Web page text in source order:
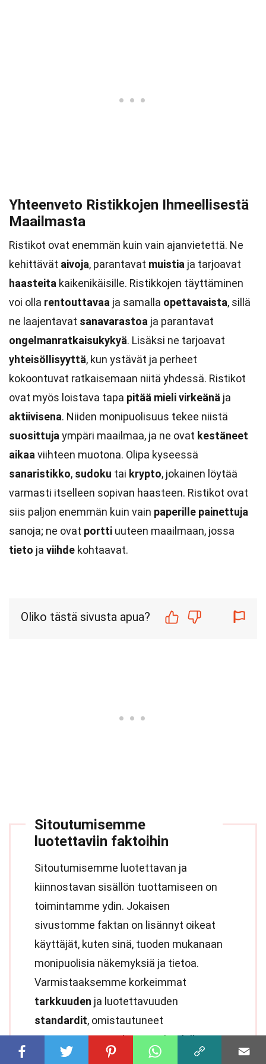
Yhteenveto Ristikkojen Ihmeellisestä
Maailmasta
Ristikot ovat enemmän kuin vain ajanvietettä. Ne
kehittävät aivoja, parantavat muistia ja tarjoavat
haasteita kaikenikäisille. Ristikkojen täyttäminen
voi olla rentouttavaa ja samalla opettavaista, sillä
ne laajentavat sanavarastoa ja parantavat
ongelmanratkaisukykyä. Lisäksi ne tarjoavat
yhteisöllisyyttä, kun ystävät ja perheet
kokoontuvat ratkaisemaan niitä yhdessä. Ristikot
ovat myös loistava tapa pitää mieli virkeänä ja
aktiivisena. Niiden monipuolisuus tekee niistä
suosittuja ympäri maailmaa, ja ne ovat kestäneet
aikaa viihteen muotona. Olipa kyseessä
sanaristikko, sudoku tai krypto, jokainen löytää
varmasti itselleen sopivan haasteen. Ristikot ovat
siis paljon enemmän kuin vain paperille painettuja
sanoja; ne ovat portti uuteen maailmaan, jossa
tieto ja viihde kohtaavat.
Oliko tästä sivusta apua?
Sitoutumisemme
luotettaviin faktoihin
Sitoutumisemme luotettavan ja
kiinnostavan sisällön tuottamiseen on
toimintamme ydin. Jokaisen
sivustomme faktan on lisännyt oikeat
käyttäjät, kuten sinä, tuoden mukanaan
monipuolisia näkemyksiä ja tietoa.
Varmistaaksemme korkeimmat
tarkkuuden ja luotettavuuden
standardit, omistautuneet
toimittajamme tarkistavat huolellisesti
jokaisen lähetyksen. Tämä prosessi